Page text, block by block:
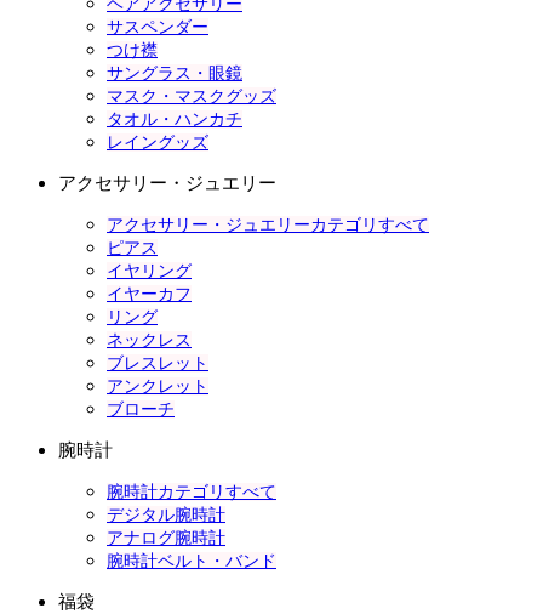
ヘアアクセサリー
サスペンダー
つけ襟
サングラス・眼鏡
マスク・マスクグッズ
タオル・ハンカチ
レイングッズ
アクセサリー・ジュエリー
アクセサリー・ジュエリーカテゴリすべて
ピアス
イヤリング
イヤーカフ
リング
ネックレス
ブレスレット
アンクレット
ブローチ
腕時計
腕時計カテゴリすべて
デジタル腕時計
アナログ腕時計
腕時計ベルト・バンド
福袋